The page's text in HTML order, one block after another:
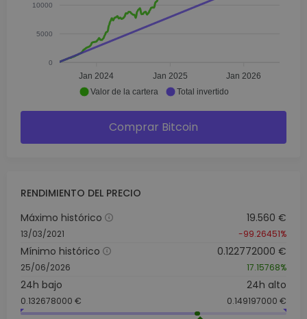
10000
5000
0
Jan 2024 Jan 2025 Jan 2026
Valor de la cartera Total invertido
Comprar Bitcoin
RENDIMIENTO DEL PRECIO
Máximo histórico
13/03/2021
19.560 €
-99.26451%
Mínimo histórico
25/06/2026
0.122772000 €
17.15768%
24h bajo
0.132678000 €
24h alto
0.149197000 €